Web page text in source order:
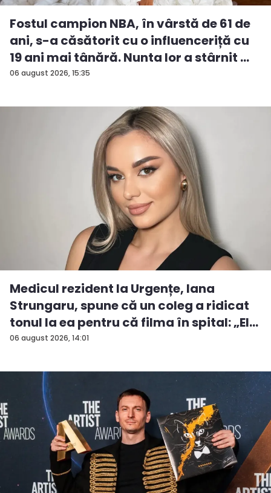
06 august 2026, 15:35
Fostul campion NBA, în vârstă de 61 de
ani, s-a căsătorit cu o influenceriță cu
19 ani mai tânără. Nunta lor a stârnit ...
06 august 2026, 14:01
Medicul rezident la Urgențe, Iana
Strungaru, spune că un coleg a ridicat
tonul la ea pentru că filma în spital: „El
a...